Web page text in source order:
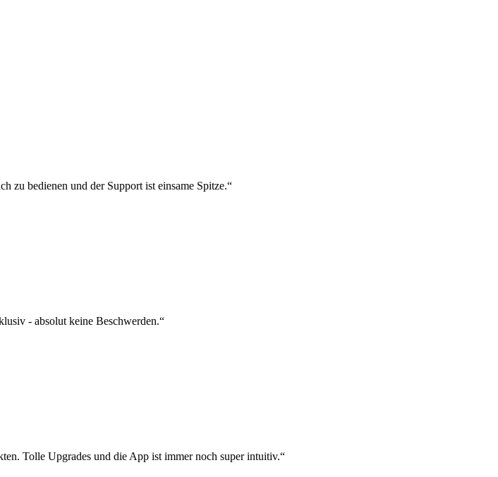
zu bedienen und der Support ist einsame Spitze.“
- absolut keine Beschwerden.“
Tolle Upgrades und die App ist immer noch super intuitiv.“